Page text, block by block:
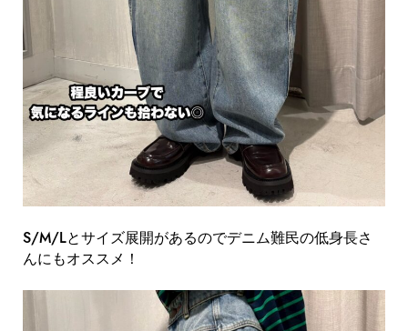
S/M/Lとサイズ展開があるのでデニム難民の低身長さ
んにもオススメ！